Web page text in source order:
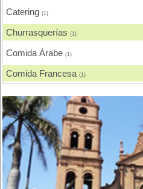
Catering(1)
Churrasquerías(1)
Comida Árabe(1)
Comida Francesa(1)
Comida Fusión(1)
Comida Gourmet(1)
Comida Internacional(3)
Comida Japonesa(1)
Comida Nacional - Criolla (4)